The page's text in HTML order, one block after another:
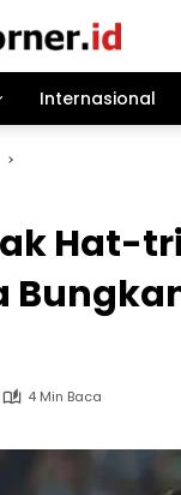
Internasional
Hat-
4 Min Baca